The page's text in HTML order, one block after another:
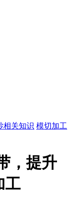
相关知识 模切加工
，提升
工